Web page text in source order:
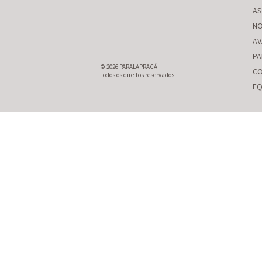
© 2026 PARALAPRACÁ.
Todos os direitos reservados.